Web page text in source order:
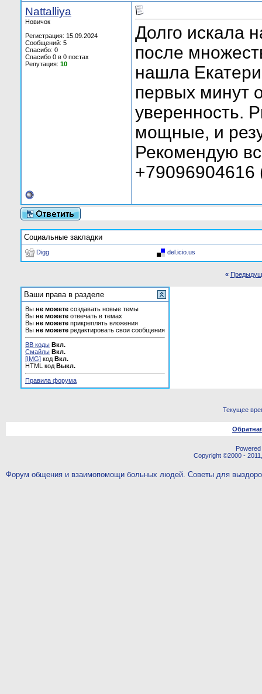
Nattalliya
Новичок
Регистрация: 15.09.2024
Сообщений: 5
Спасибо: 0
Спасибо 0 в 0 постах
Репутация: 10
Долго искала
после
нашла
первых минут
уверенность.
мощные, и
Рекомендую
+79096904616
Социальные закладки
Digg del.icio.us
«
Ваши права в разделе
Вы не можете создавать новые темы
Вы не можете отвечать в темах
Вы не можете прикреплять вложения
Вы не можете редактировать свои сообщения
BB коды Вкл.
Смайлы Вкл.
[IMG] код Вкл.
HTML код Выкл.
Правила форума
Текущее
Copyright ©2000 -
Форум общения и взаимопомощи больных людей. Советы для